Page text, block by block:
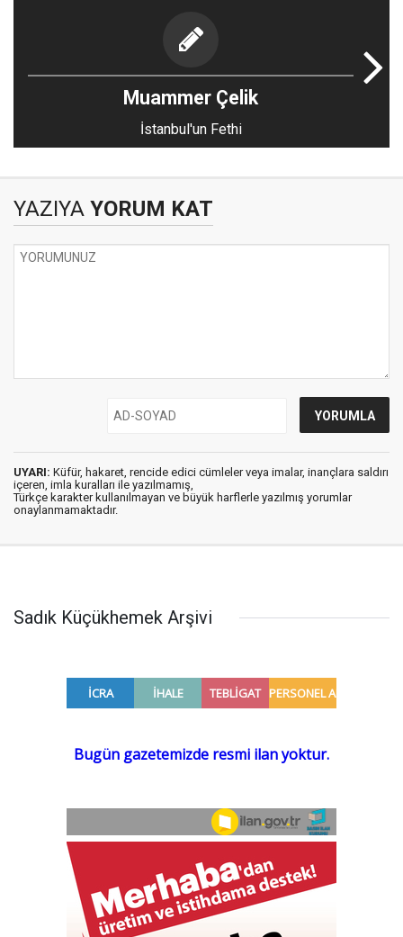
Muammer Çelik
İstanbul'un Fethi
YAZIYA YORUM KAT
UYARI: Küfür, hakaret, rencide edici cümleler veya imalar, inançlara saldırı
içeren, imla kuralları ile yazılmamış,
Türkçe karakter kullanılmayan ve büyük harflerle yazılmış yorumlar
onaylanmamaktadır.
Sadık Küçükhemek Arşivi